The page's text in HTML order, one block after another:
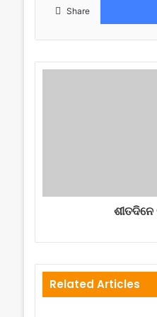
Share
ଶୀତଦିନେ
Related Articles